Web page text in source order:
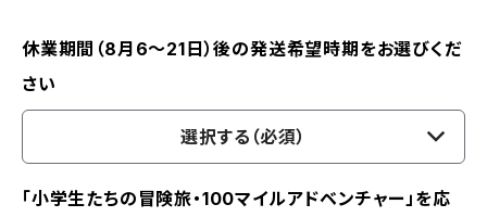
休業期間（8月6〜21日）後の発送希望時期をお選びくだ
さい
選択する（必須）
「小学生たちの冒険旅・100マイルアドベンチャー」を応